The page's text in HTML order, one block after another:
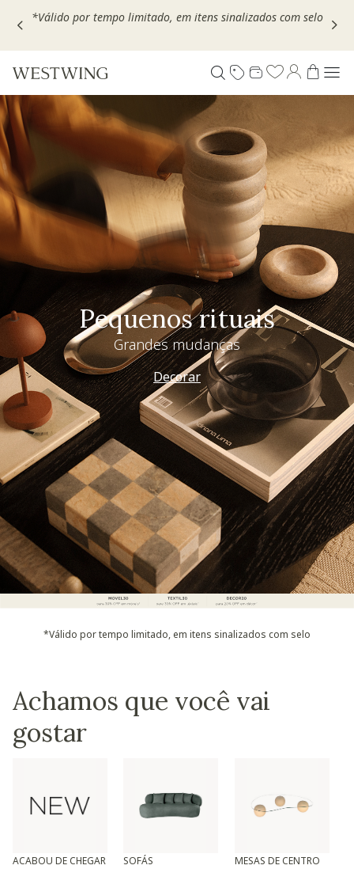
Escolha seu VOUCHER e ganhe até 30% OFF*: useMOVEL30,
Pequenos rituais
Grandes mudanças
Decorar
*Válido por tempo limitado, em itens sinalizados com selo
Achamos que você vai
gostar
ACABOU DE CHEGAR SOFÁS MESAS DE CENTRO